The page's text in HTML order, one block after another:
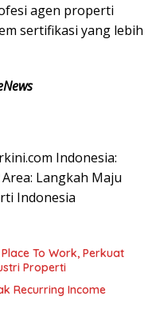
agen properti
sertifikasi yang lebih
Indonesia:
Area: Langkah Maju
Indonesia
To Work, Perkuat
Properti
Recurring Income